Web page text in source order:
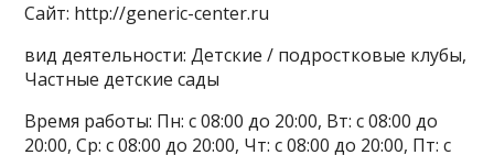
Сайт: http://generic-center.ru
вид деятельности: Детские / подростковые клубы,
Частные детские сады
Время работы: Пн: с 08:00 до 20:00, Вт: с 08:00 до
20:00, Ср: с 08:00 до 20:00, Чт: с 08:00 до 20:00, Пт: с